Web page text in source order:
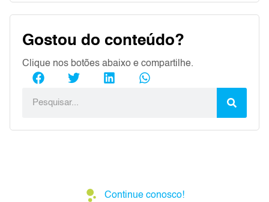
Gostou do conteúdo?
Clique nos botões abaixo e compartilhe.
Continue conosco!